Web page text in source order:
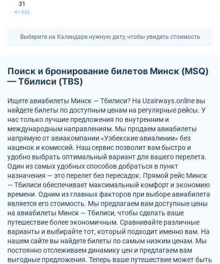
31
41 033
Выберите на Календаре нужную дату, чтобы увидеть стоимость
Поиск и бронирование билетов Минск (MSQ)
— Тбилиси (TBS)
Ищете авиабилеты Минск — Тбилиси? На Uzairways.online вы
найдете билеты по доступным ценам на регулярные рейсы. У
нас только лучшие предложения по внутренним и
международным направлениям. Мы продаем авиабилеты
напрямую от авиакомпании «Узбекские авиалинии» без
наценок и комиссий. Наш сервис позволит вам быстро и
удобно выбрать оптимальный вариант для вашего перелета.
Один из самых удобных способов добраться в пункт
назначения — это перелет без пересадок. Прямой рейс Минск
— Тбилиси обеспечивает максимальный комфорт и экономию
времени. Одним из главных факторов при выборе авиабилета
является его стоимость. Мы предлагаем вам доступные цены
на авиабилеты Минск — Тбилиси, чтобы сделать ваше
путешествие более экономичным. Сравнивайте различные
варианты и выбирайте тот, который подходит именно вам. На
нашем сайте вы найдете билеты по самым низким ценам. Мы
постоянно отслеживаем динамику цен и предлагаем вам
выгодные предложения. Теперь ваше путешествие может быть